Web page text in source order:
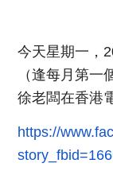
今天星期一，
（逢每月第一
徐老闆在香港
https://